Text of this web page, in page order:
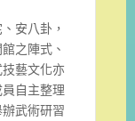
安八卦，
之陣式、
藝文化亦
自主整理
武術研習